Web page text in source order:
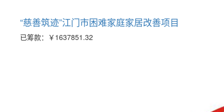
“慈善筑迹”江门市困难家庭家居改善项目
已筹款： ￥1637851.32